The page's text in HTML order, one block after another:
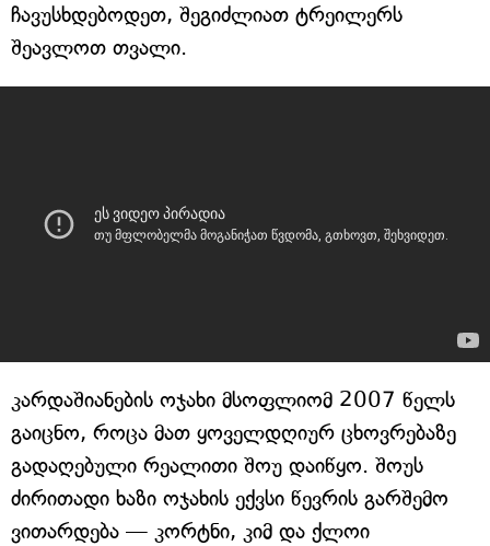
ჩავუსხდებოდეთ, შეგიძლიათ ტრეილერს
შეავლოთ თვალი.
კარდაშიანების ოჯახი მსოფლიომ 2007 წელს
გაიცნო, როცა მათ ყოველდღიურ ცხოვრებაზე
გადაღებული რეალითი შოუ დაიწყო. შოუს
ძირითადი ხაზი ოჯახის ექვსი წევრის გარშემო
ვითარდება — კორტნი, კიმ და ქლოი